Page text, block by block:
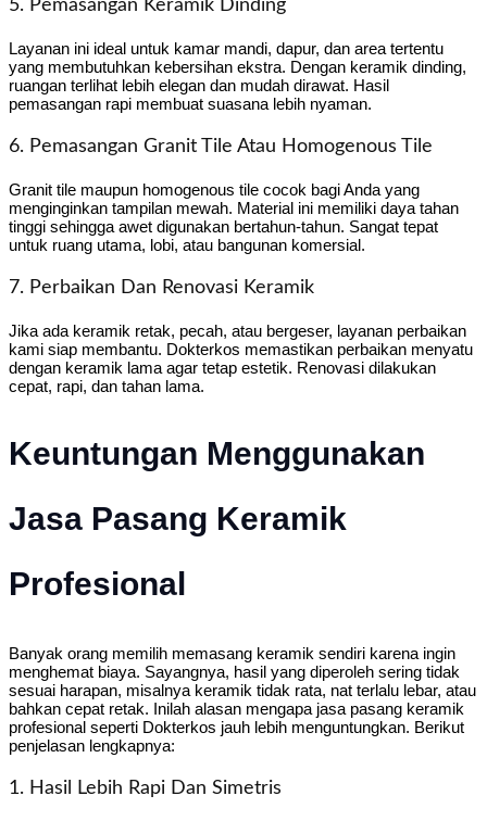
5. Pemasangan Keramik Dinding
Layanan ini ideal untuk kamar mandi, dapur, dan area tertentu
yang membutuhkan kebersihan ekstra. Dengan keramik dinding,
ruangan terlihat lebih elegan dan mudah dirawat. Hasil
pemasangan rapi membuat suasana lebih nyaman.
6. Pemasangan Granit Tile Atau Homogenous Tile
Granit tile maupun homogenous tile cocok bagi Anda yang
menginginkan tampilan mewah. Material ini memiliki daya tahan
tinggi sehingga awet digunakan bertahun-tahun. Sangat tepat
untuk ruang utama, lobi, atau bangunan komersial.
7. Perbaikan Dan Renovasi Keramik
Jika ada keramik retak, pecah, atau bergeser, layanan perbaikan
kami siap membantu. Dokterkos memastikan perbaikan menyatu
dengan keramik lama agar tetap estetik. Renovasi dilakukan
cepat, rapi, dan tahan lama.
Keuntungan Menggunakan
Jasa Pasang Keramik
Profesional
Banyak orang memilih memasang keramik sendiri karena ingin
menghemat biaya. Sayangnya, hasil yang diperoleh sering tidak
sesuai harapan, misalnya keramik tidak rata, nat terlalu lebar, atau
bahkan cepat retak. Inilah alasan mengapa jasa pasang keramik
profesional seperti Dokterkos jauh lebih menguntungkan. Berikut
penjelasan lengkapnya:
1. Hasil Lebih Rapi Dan Simetris